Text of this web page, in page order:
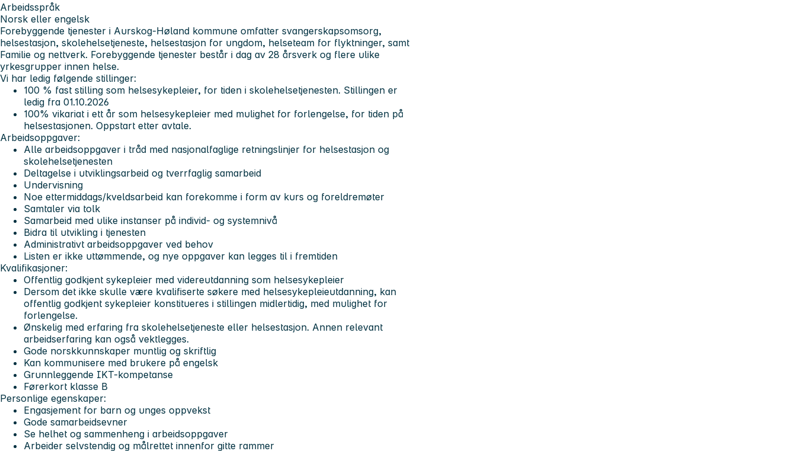
Arbeidsspråk
Norsk eller engelsk
Forebyggende tjenester i Aurskog-Høland kommune omfatter svangerskapsomsorg,
helsestasjon, skolehelsetjeneste, helsestasjon for ungdom, helseteam for flyktninger, samt
Familie og nettverk. Forebyggende tjenester består i dag av 28 årsverk og flere ulike
yrkesgrupper innen helse.
Vi har ledig følgende stillinger:
100 % fast stilling som helsesykepleier, for tiden i skolehelsetjenesten. Stillingen er
ledig fra 01.10.2026
100% vikariat i ett år som helsesykepleier med mulighet for forlengelse, for tiden på
helsestasjonen. Oppstart etter avtale.
Arbeidsoppgaver:
Alle arbeidsoppgaver i tråd med nasjonalfaglige retningslinjer for helsestasjon og
skolehelsetjenesten
Deltagelse i utviklingsarbeid og tverrfaglig samarbeid
Undervisning
Noe ettermiddags/kveldsarbeid kan forekomme i form av kurs og foreldremøter
Samtaler via tolk
Samarbeid med ulike instanser på individ- og systemnivå
Bidra til utvikling i tjenesten
Administrativt arbeidsoppgaver ved behov
Listen er ikke uttømmende, og nye oppgaver kan legges til i fremtiden
Kvalifikasjoner:
Offentlig godkjent sykepleier med videreutdanning som helsesykepleier
Dersom det ikke skulle være kvalifiserte søkere med helsesykepleieutdanning, kan
offentlig godkjent sykepleier konstitueres i stillingen midlertidig, med mulighet for
forlengelse.
Ønskelig med erfaring fra skolehelsetjeneste eller helsestasjon. Annen relevant
arbeidserfaring kan også vektlegges.
Gode norskkunnskaper muntlig og skriftlig
Kan kommunisere med brukere på engelsk
Grunnleggende IKT-kompetanse
Førerkort klasse B
Personlige egenskaper:
Engasjement for barn og unges oppvekst
Gode samarbeidsevner
Se helhet og sammenheng i arbeidsoppgaver
Arbeider selvstendig og målrettet innenfor gitte rammer